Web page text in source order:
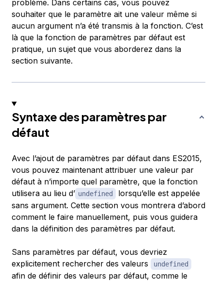
problème. Dans certains cas, vous pouvez
souhaiter que le paramètre ait une valeur même si
aucun argument n’a été transmis à la fonction. C’est
là que la fonction de paramètres par défaut est
pratique, un sujet que vous aborderez dans la
section suivante.
Syntaxe des paramètres par
défaut
Avec l’ajout de paramètres par défaut dans ES2015,
vous pouvez maintenant attribuer une valeur par
défaut à n’importe quel paramètre, que la fonction
utilisera au lieu d’ undefined
lorsqu’elle est appelée
sans argument. Cette section vous montrera d’abord
comment le faire manuellement, puis vous guidera
dans la définition des paramètres par défaut.
Sans paramètres par défaut, vous devriez
explicitement rechercher des valeurs
undefined
afin de définir des valeurs par défaut, comme le